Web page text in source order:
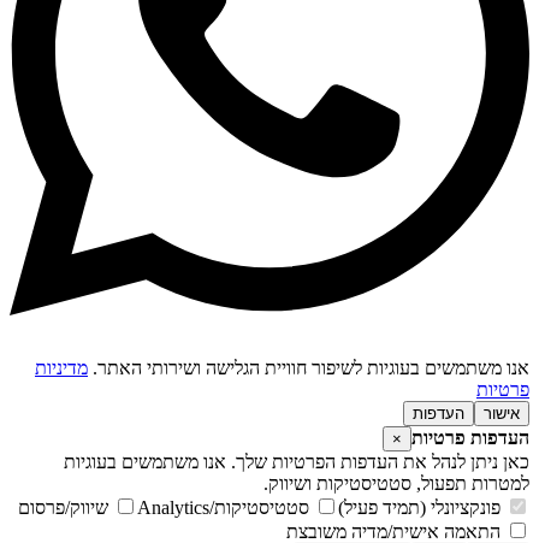
משתמשים בעוגיות לשיפור חוויית הגלישה ושירותי האתר.מדיניות
אישור העדפות
פרטיות ×
ניתן לנהל את העדפות הפרטיות שלך. אנו משתמשים בעוגיות
תפעול, סטטיסטיקות ושיווק.
פונקציונלי (תמיד פעיל)
סטטיסטיקות/Analytics
שיווק/פרסום
התאמה אישית/מדיה משובצת